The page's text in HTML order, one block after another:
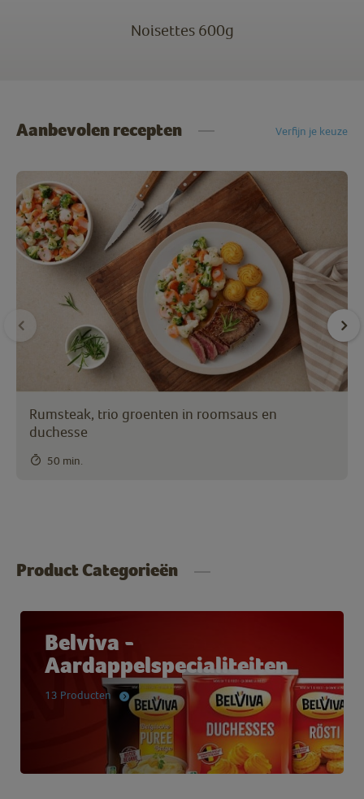
Noisettes 600g
Aanbevolen recepten Verfijn je keuze
Rumsteak, trio groenten in roomsaus en
duchesse
50 min.
Product Categorieën
Belviva -
Aardappelspecialiteiten
13 Producten